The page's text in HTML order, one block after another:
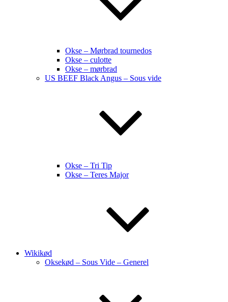
Okse – Mørbrad tournedos
Okse – culotte
Okse – mørbrad
US BEEF Black Angus – Sous vide
Okse – Tri Tip
Okse – Teres Major
Wikikød
Oksekød – Sous Vide – Generel